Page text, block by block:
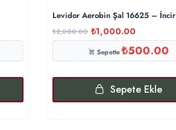
Levidor Aerobin Şal 16625 – İncir
₺2,000.00 ₺1,000.00
Sepette₺500.00
Sepete Ekle